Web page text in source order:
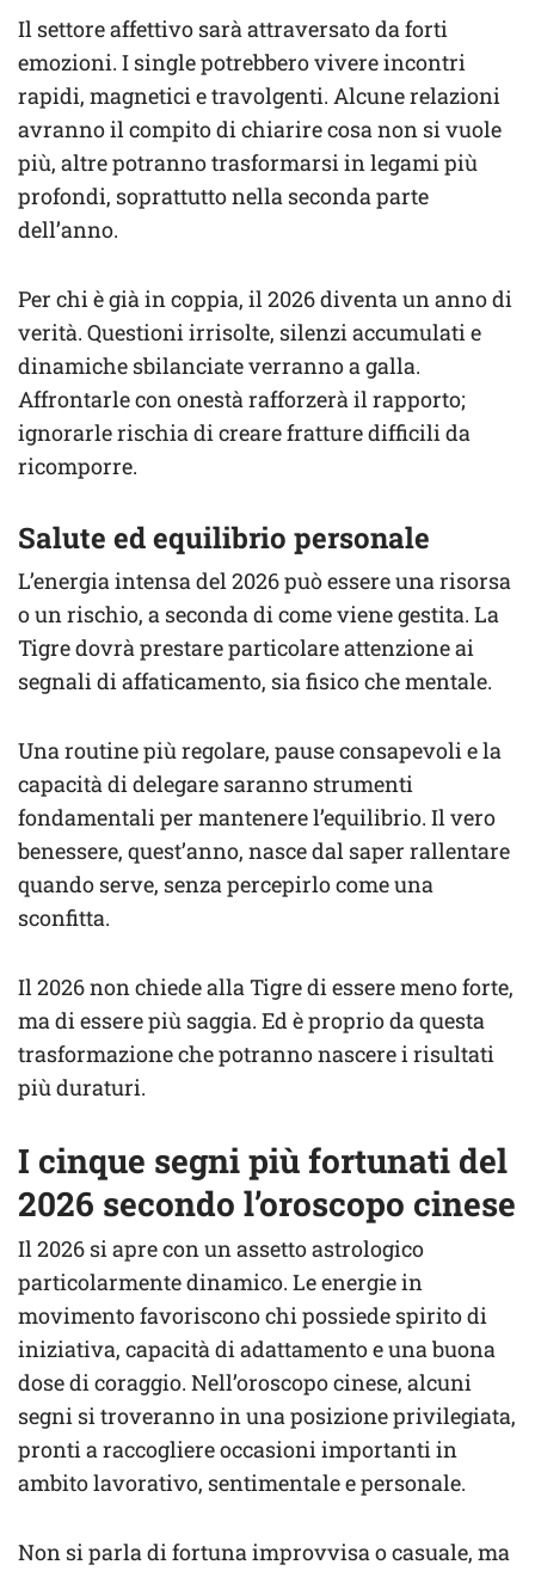
Il settore affettivo sarà attraversato da forti
emozioni. I single potrebbero vivere incontri
rapidi, magnetici e travolgenti. Alcune relazioni
avranno il compito di chiarire cosa non si vuole
più, altre potranno trasformarsi in legami più
profondi, soprattutto nella seconda parte
dell’anno.
Per chi è già in coppia, il 2026 diventa un anno di
verità. Questioni irrisolte, silenzi accumulati e
dinamiche sbilanciate verranno a galla.
Affrontarle con onestà rafforzerà il rapporto;
ignorarle rischia di creare fratture difficili da
ricomporre.
Salute ed equilibrio personale
L’energia intensa del 2026 può essere una risorsa
o un rischio, a seconda di come viene gestita. La
Tigre dovrà prestare particolare attenzione ai
segnali di affaticamento, sia fisico che mentale.
Una routine più regolare, pause consapevoli e la
capacità di delegare saranno strumenti
fondamentali per mantenere l’equilibrio. Il vero
benessere, quest’anno, nasce dal saper rallentare
quando serve, senza percepirlo come una
sconfitta.
Il 2026 non chiede alla Tigre di essere meno forte,
ma di essere più saggia. Ed è proprio da questa
trasformazione che potranno nascere i risultati
più duraturi.
I cinque segni più fortunati del
2026 secondo l’oroscopo cinese
Il 2026 si apre con un assetto astrologico
particolarmente dinamico. Le energie in
movimento favoriscono chi possiede spirito di
iniziativa, capacità di adattamento e una buona
dose di coraggio. Nell’oroscopo cinese, alcuni
segni si troveranno in una posizione privilegiata,
pronti a raccogliere occasioni importanti in
ambito lavorativo, sentimentale e personale.
Non si parla di fortuna improvvisa o casuale, ma